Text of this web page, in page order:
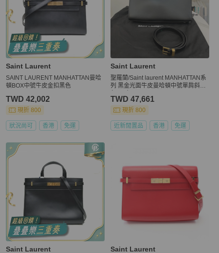
Saint Laurent
SAINT LAURENT MANHATTAN曼哈
頓BOX中號牛皮金扣黑色
TWD 42,002
現折 800
狀況尚可 香港 免運
Saint Laurent
聖羅蘭/Saint laurent MANHATTAN系
列 黑金光面牛皮曼哈頓中號單肩斜挎
TWD 47,661
現折 800
近新閒置品 香港 免運
Saint Laurent Saint Laurent